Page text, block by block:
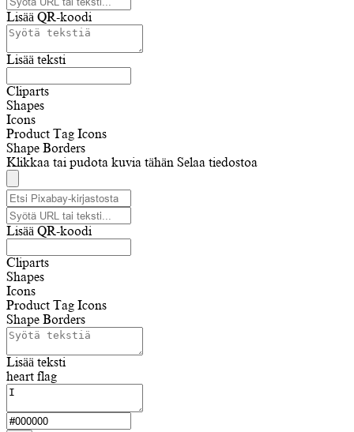
Lisää QR-koodi
Lisää teksti
Cliparts
Shapes
Icons
Product Tag Icons
Shape Borders
Klikkaa tai pudota kuvia tähän Selaa tiedostoa
Lisää QR-koodi
Cliparts
Shapes
Icons
Product Tag Icons
Shape Borders
Lisää teksti
heart flag